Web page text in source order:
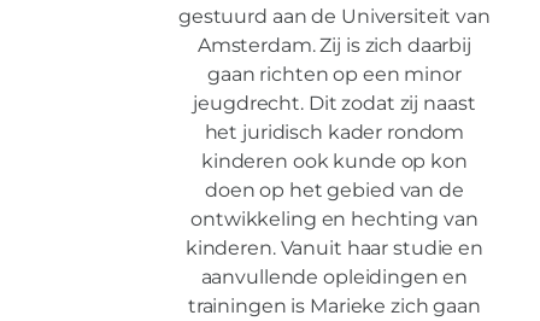
gestuurd aan de Universiteit van
Amsterdam. Zij is zich daarbij
gaan richten op een minor
jeugdrecht. Dit zodat zij naast
het juridisch kader rondom
kinderen ook kunde op kon
doen op het gebied van de
ontwikkeling en hechting van
kinderen. Vanuit haar studie en
aanvullende opleidingen en
trainingen is Marieke zich gaan